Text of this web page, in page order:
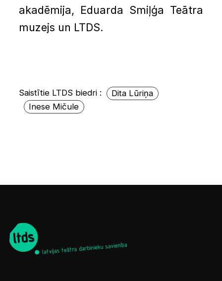
akadēmija, Eduarda Smiļģa Teātra
muzejs un LTDS.
Saistītie LTDS biedri :
Dita Lūriņa
Inese Mičule